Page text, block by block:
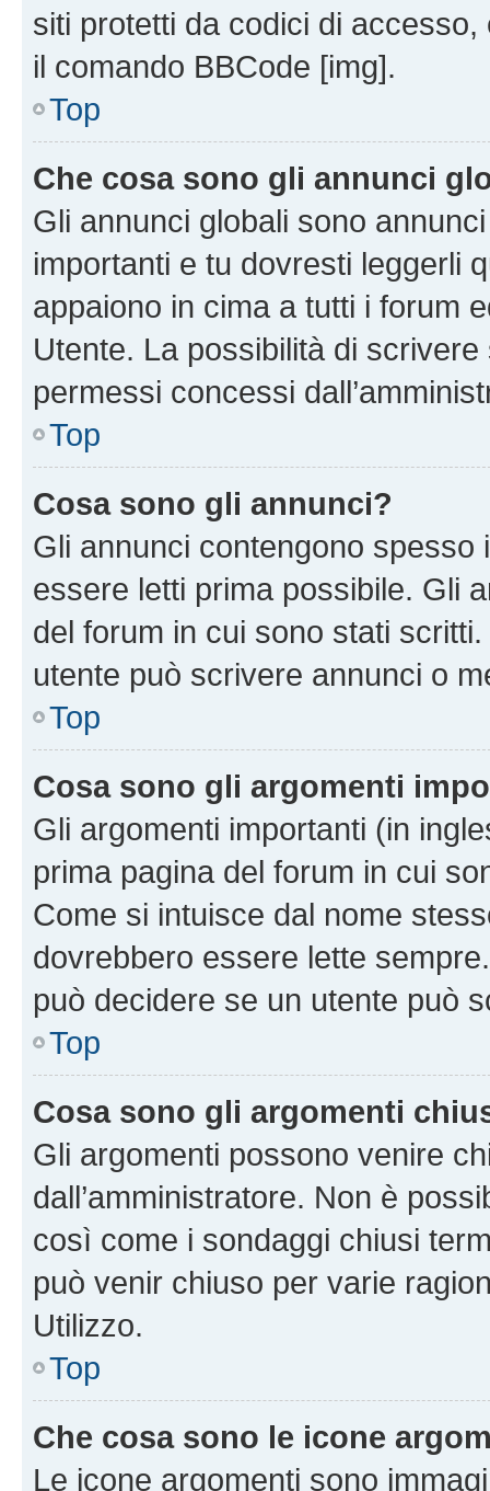
siti protetti da codici di
il comando BBCode [img].
Top
Che cosa sono gli annunci
Gli annunci globali sono
importanti e tu dovresti leggerli
appaiono in cima a tutti i forum
Utente. La possibilità di
permessi concessi
Top
Cosa sono gli annunci?
Gli annunci contengono
essere letti prima possibile. Gli
del forum in cui sono stati
utente può scrivere annunci o
Top
Cosa sono gli argomenti
Gli argomenti importanti (in
prima pagina del forum in cui
Come si intuisce dal nome
dovrebbero essere lette
può decidere se un utente può
Top
Cosa sono gli argomenti
Gli argomenti possono venire
dall’amministratore. Non è
così come i sondaggi chiusi
può venir chiuso per varie
Utilizzo.
Top
Che cosa sono le icone
Le icone argomenti sono